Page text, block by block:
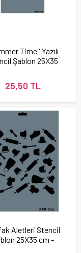
Time'' Yazılı
Şablon 25X35
25,50 TL
Aletleri Stencil
25X35 cm -